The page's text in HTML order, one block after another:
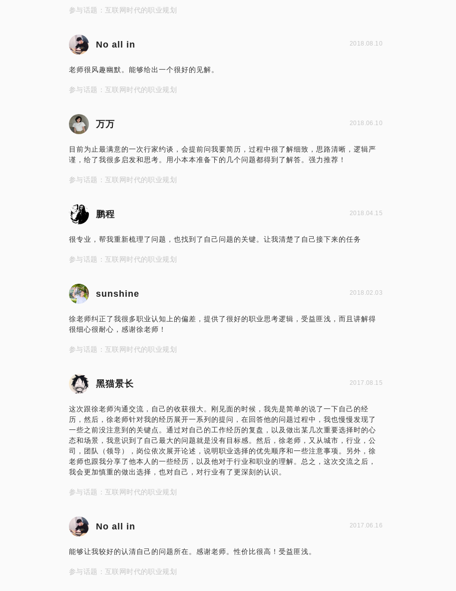
参与话题：互联网时代的职业规划
No all in 2018.08.10
老师很风趣幽默。能够给出一个很好的见解。
参与话题：互联网时代的职业规划
万万 2018.06.10
目前为止最满意的一次行家约谈，会提前问我要简历，过程中很了解细致，思路清晰，逻辑严
谨，给了我很多启发和思考。用小本本准备下的几个问题都得到了解答。强力推荐！
参与话题：互联网时代的职业规划
鹏程 2018.04.15
很专业，帮我重新梳理了问题，也找到了自己问题的关键。让我清楚了自己接下来的任务
参与话题：互联网时代的职业规划
sunshine 2018.02.03
徐老师纠正了我很多职业认知上的偏差，提供了很好的职业思考逻辑，受益匪浅，而且讲解得
很细心很耐心，感谢徐老师！
参与话题：互联网时代的职业规划
黑猫景长 2017.08.15
这次跟徐老师沟通交流，自己的收获很大。刚见面的时候，我先是简单的说了一下自己的经
历，然后，徐老师针对我的经历展开一系列的提问，在回答他的问题过程中，我也慢慢发现了
一些之前没注意到的关键点。通过对自己的工作经历的复盘，以及做出某几次重要选择时的心
态和场景，我意识到了自己最大的问题就是没有目标感。然后，徐老师，又从城市，行业，公
司，团队（领导），岗位依次展开论述，说明职业选择的优先顺序和一些注意事项。另外，徐
老师也跟我分享了他本人的一些经历，以及他对于行业和职业的理解。总之，这次交流之后，
我会更加慎重的做出选择，也对自己，对行业有了更深刻的认识。
参与话题：互联网时代的职业规划
No all in 2017.06.16
能够让我较好的认清自己的问题所在。感谢老师。性价比很高！受益匪浅。
参与话题：互联网时代的职业规划